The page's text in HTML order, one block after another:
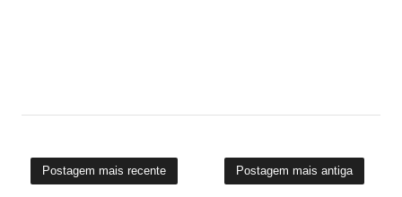
Postagem mais recente Postagem mais antiga